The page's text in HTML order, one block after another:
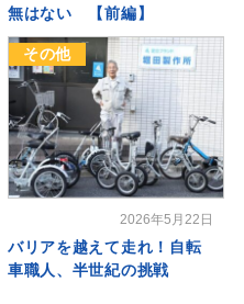
無はない 【前編】
その他
2026年5月22日
バリアを越えて走れ！自転
車職人、半世紀の挑戦